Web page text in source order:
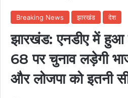
Breaking News झारखंड देश
झारखंड: एनडीए में हुआ
68 पर चुनाव लड़ेगी
और लोजपा को इतनी